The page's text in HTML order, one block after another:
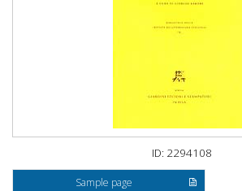
ID: 2294108
Sample page